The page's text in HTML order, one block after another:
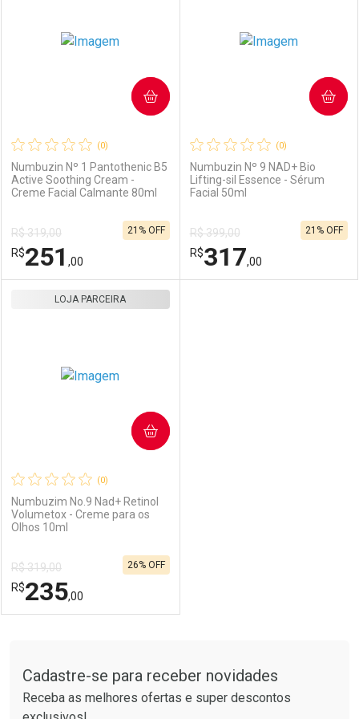
(0)
Numbuzin Nº 1 Pantothenic B5
Active Soothing Cream -
Creme Facial Calmante 80ml
R$ 319,00
R$251 ,00
21% OFF
COMPRAR
Comprar sem Desconto
Por R$ 251,00/cada
Comprar sem Desconto
Por R$ 251,00/cada
(0)
Numbuzin Nº 9 NAD+ Bio
Lifting-sil Essence - Sérum
Facial 50ml
R$ 399,00
R$317,00
21% OFF
COMPRAR
(0)
Numbuzim No.9 Nad+ Retinol
Volumetox - Creme para os
Olhos 10ml
LOJA PARCEIRA
R$ 319,00
R$235,00
26% OFF
COMPRAR
Laboratório
Por Menos
Cadastre-se para receber novidades
Receba as melhores ofertas e super descontos